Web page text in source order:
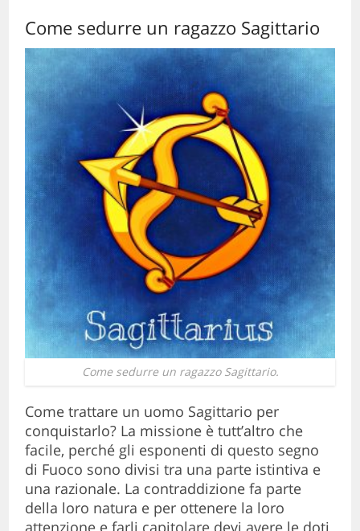
Come sedurre un ragazzo Sagittario
Come sedurre un ragazzo Sagittario.
Come trattare un uomo Sagittario per
conquistarlo? La missione è tutt’altro che
facile, perché gli esponenti di questo segno
di Fuoco sono divisi tra una parte istintiva e
una razionale. La contraddizione fa parte
della loro natura e per ottenere la loro
attenzione e farli capitolare devi avere le doti